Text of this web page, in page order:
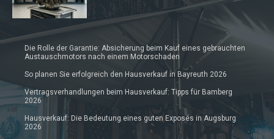
Die Rolle der Garantie: Absicherung beim Kauf eines gebrauchten
Austauschmotors nach einem Motorschaden
So planen Sie erfolgreich den Hausverkauf in Bayreuth 2026
Vertragsverhandlungen beim Hausverkauf: Tipps für Bamberg
2026
Hausverkauf: Die Bedeutung eines guten Exposés in Augsburg
2026